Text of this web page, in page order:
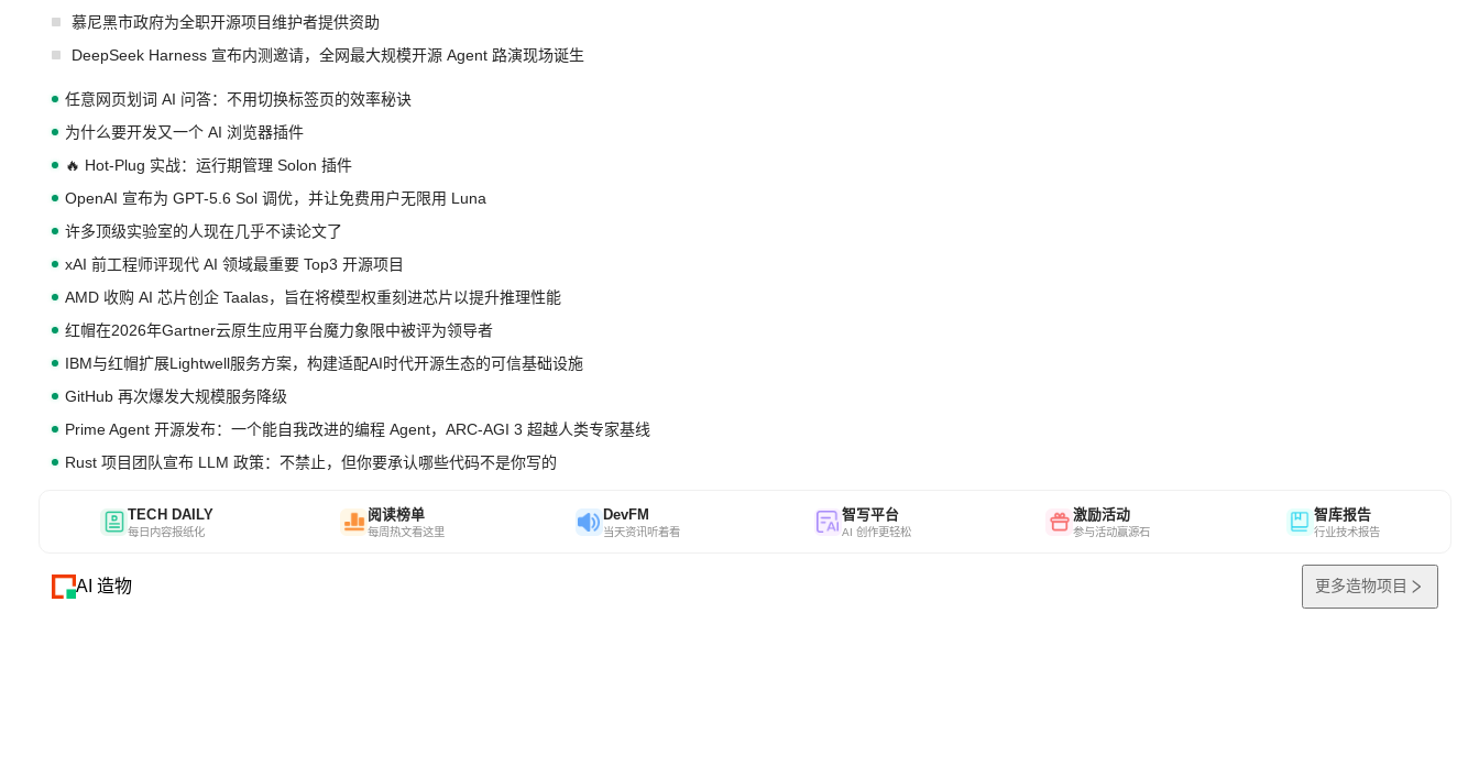
慕尼黑市政府为全职开源项目维护者提供资助
DeepSeek Harness 宣布内测邀请，全网最大规模开源 Agent 路演现场诞生
任意网页划词 AI 问答：不用切换标签页的效率秘诀
为什么要开发又一个 AI 浏览器插件
🔥 Hot-Plug 实战：运行期管理 Solon 插件
OpenAI 宣布为 GPT-5.6 Sol 调优，并让免费用户无限用 Luna
许多顶级实验室的人现在几乎不读论文了
xAI 前工程师评现代 AI 领域最重要 Top3 开源项目
AMD 收购 AI 芯片创企 Taalas，旨在将模型权重刻进芯片以提升推理性能
红帽在2026年Gartner云原生应用平台魔力象限中被评为领导者
IBM与红帽扩展Lightwell服务方案，构建适配AI时代开源生态的可信基础设施
GitHub 再次爆发大规模服务降级
Prime Agent 开源发布：一个能自我改进的编程 Agent，ARC-AGI 3 超越人类专家基线
Rust 项目团队宣布 LLM 政策：不禁止，但你要承认哪些代码不是你写的
TECH DAILY
每日内容报纸化
阅读榜单
每周热文看这里
DevFM
当天资讯听着看
智写平台
AI 创作更轻松
激励活动
参与活动赢源石
智库报告
行业技术报告
AI 造物 更多造物项目